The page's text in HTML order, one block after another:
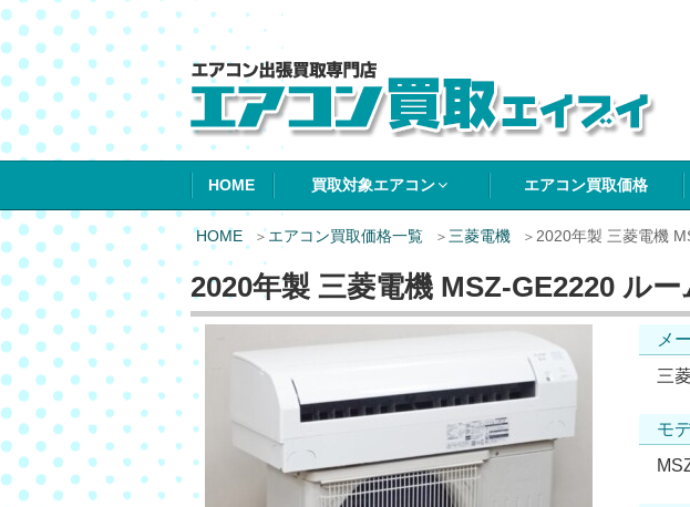
エアコン買取エイブイ
HOME 買取対象エアコン エアコン買取価格
HOME エアコン買取価格一覧 三菱電機 2020年製 三菱電機
2020年製 三菱電機 MSZ-GE2220 ル
メ
三
モ